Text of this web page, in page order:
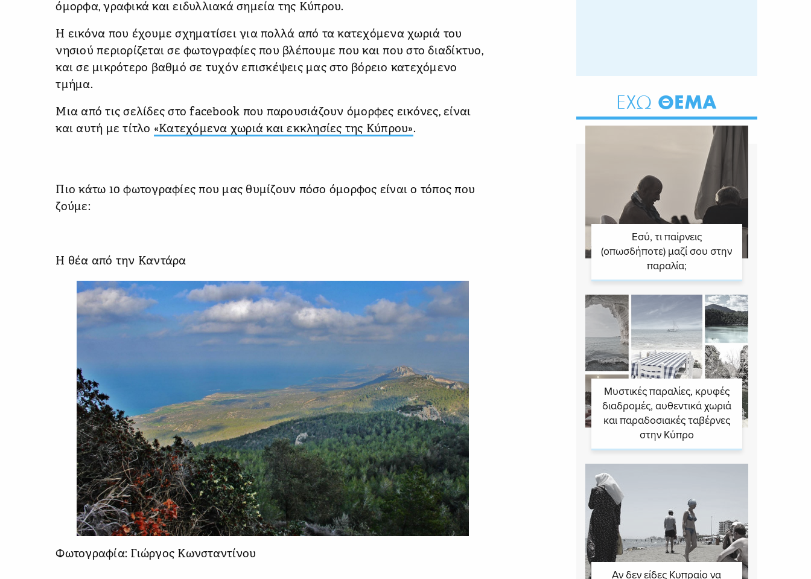
όμορφα, γραφικά και ειδυλλιακά σημεία της Κύπρου.
Η εικόνα που έχουμε σχηματίσει για πολλά από τα κατεχόμενα χωριά του
νησιού περιορίζεται σε φωτογραφίες που βλέπουμε που και που στο διαδίκτυο,
και σε μικρότερο βαθμό σε τυχόν επισκέψεις μας στο βόρειο κατεχόμενο
τμήμα.
Μια από τις σελίδες στο facebook που παρουσιάζουν όμορφες εικόνες, είναι
και αυτή με τίτλο «Κατεχόμενα χωριά και εκκλησίες της Κύπρου».
Πιο κάτω 10 φωτογραφίες που μας θυμίζουν πόσο όμορφος είναι ο τόπος που
ζούμε:
Η θέα από την Καντάρα
Φωτογραφία: Γιώργος Κωνσταντίνου
ΕΧΩ ΘΕΜΑ
Εσύ, τι παίρνεις
(οπωσδήποτε) μαζί σου στην
παραλία;
Μυστικές παραλίες, κρυφές
διαδρομές, αυθεντικά χωριά
και παραδοσιακές ταβέρνες
στην Κύπρο
Αν δεν είδες Κυπραίο να